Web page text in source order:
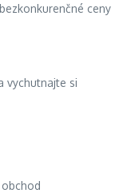
ceny
vychutnajte si